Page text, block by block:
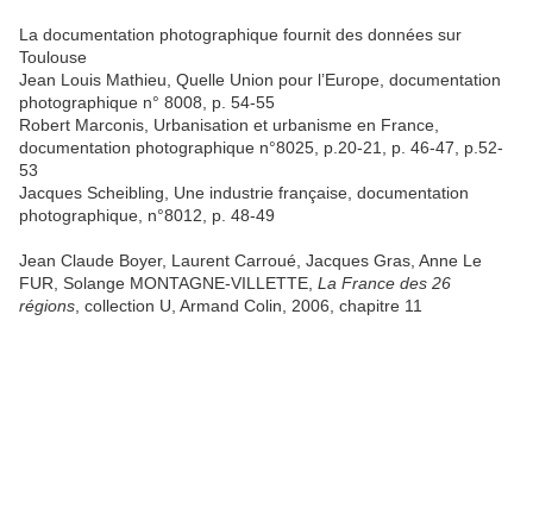
La documentation photographique fournit des données sur
Toulouse
Jean Louis Mathieu, Quelle Union pour l’Europe, documentation
photographique n° 8008, p. 54-55
Robert Marconis, Urbanisation et urbanisme en France,
documentation photographique n°8025, p.20-21, p. 46-47, p.52-
53
Jacques Scheibling, Une industrie française, documentation
photographique, n°8012, p. 48-49
Jean Claude Boyer, Laurent Carroué, Jacques Gras, Anne Le
FUR, Solange MONTAGNE-VILLETTE, La France des 26
régions , collection U, Armand Colin, 2006, chapitre 11